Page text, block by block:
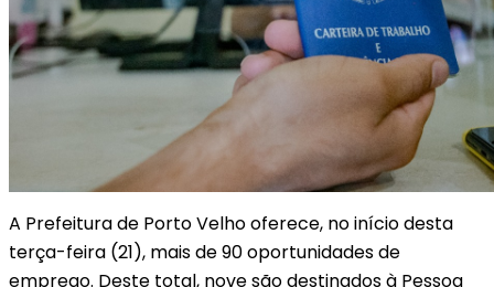
A Prefeitura de Porto Velho oferece, no início desta
terça-feira (21), mais de 90 oportunidades de
emprego. Deste total, nove são destinados à Pessoa